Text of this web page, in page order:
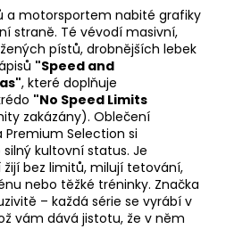
a motorsportem nabité grafiky
straně. Té vévodí masivní,
pístů, drobnějších lebek
"Speed and
, které doplňuje
"No Speed Limits
zakázány). Oblečení
Premium Selection si
kultovní status. Je
bez limitů, milují tetování,
nebo těžké tréninky. Značka
– každá série se vyrábí v
vám dává jistotu, že v něm